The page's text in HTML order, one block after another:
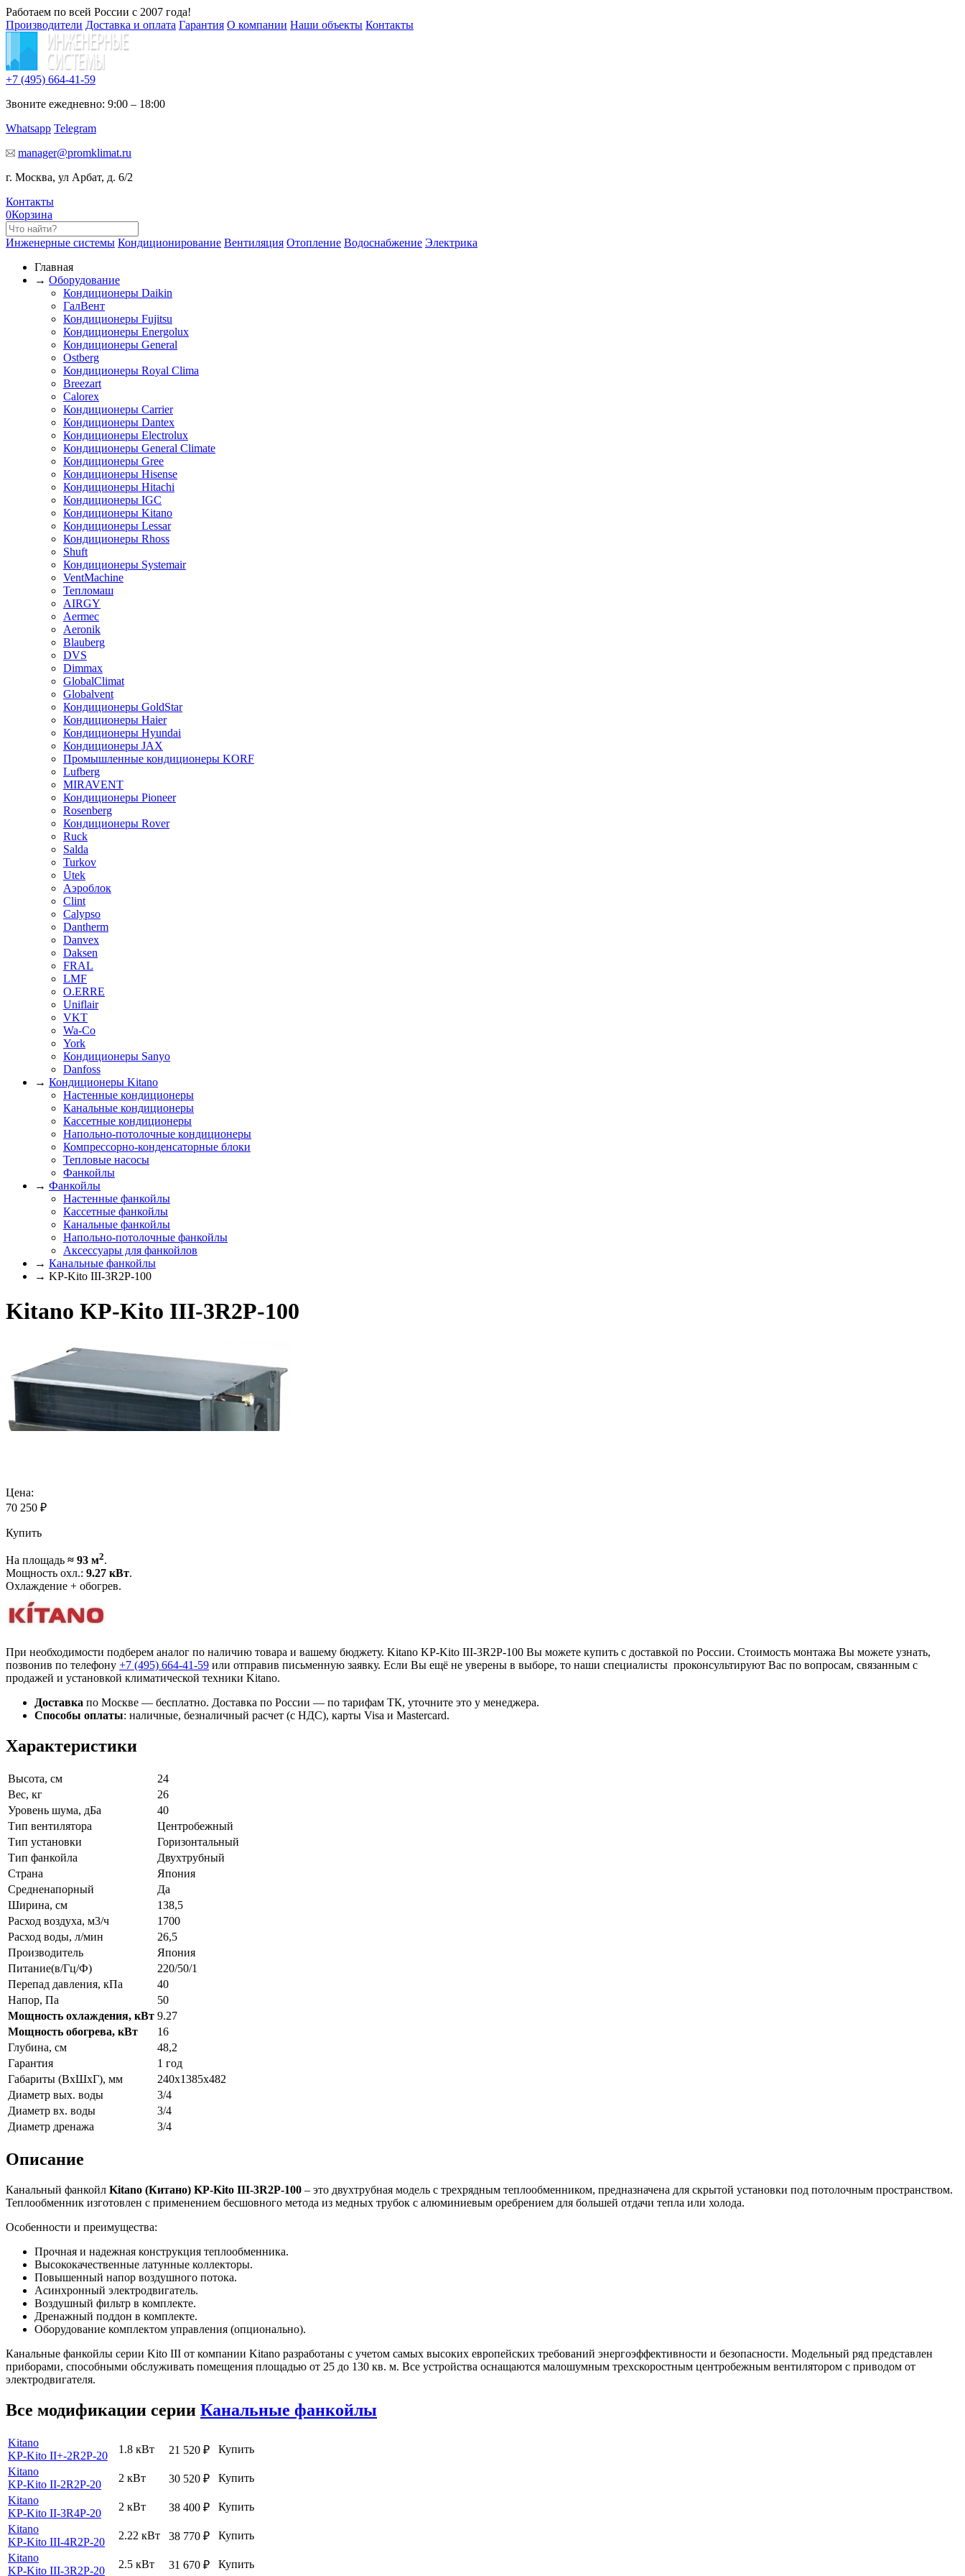
Работаем по всей России с 2007 года!
Производители Доставка и оплата Гарантия О компании Наши объекты Контакты
+7 (495) 664-41-59
Звоните ежедневно: 9:00 – 18:00
Whatsapp Telegram
manager@promklimat.ru
г. Москва, ул Арбат, д. 6/2
Контакты
0Корзина
Инженерные системы Кондиционирование Вентиляция Отопление Водоснабжение Электрика
Главная
→ Оборудование
Кондиционеры Daikin
ГалВент
Кондиционеры Fujitsu
Кондиционеры Energolux
Кондиционеры General
Ostberg
Кондиционеры Royal Clima
Breezart
Calorex
Кондиционеры Carrier
Кондиционеры Dantex
Кондиционеры Electrolux
Кондиционеры General Climate
Кондиционеры Gree
Кондиционеры Hisense
Кондиционеры Hitachi
Кондиционеры IGC
Кондиционеры Kitano
Кондиционеры Lessar
Кондиционеры Rhoss
Shuft
Кондиционеры Systemair
VentMachine
Тепломаш
AIRGY
Aermec
Aeronik
Blauberg
DVS
Dimmax
GlobalClimat
Globalvent
Кондиционеры GoldStar
Кондиционеры Haier
Кондиционеры Hyundai
Кондиционеры JAX
Промышленные кондиционеры KORF
Lufberg
MIRAVENT
Кондиционеры Pioneer
Rosenberg
Кондиционеры Rover
Ruck
Salda
Turkov
Utek
Аэроблок
Clint
Calypso
Dantherm
Danvex
Daksen
FRAL
LMF
O.ERRE
Uniflair
VKT
Wa-Co
York
Кондиционеры Sanyo
Danfoss
→ Кондиционеры Kitano
Настенные кондиционеры
Канальные кондиционеры
Кассетные кондиционеры
Напольно-потолочные кондиционеры
Компрессорно-конденсаторные блоки
Тепловые насосы
Фанкойлы
→ Фанкойлы
Настенные фанкойлы
Кассетные фанкойлы
Канальные фанкойлы
Напольно-потолочные фанкойлы
Аксессуары для фанкойлов
→ Канальные фанкойлы
→ KP-Kito III-3R2P-100
Kitano KP-Kito III-3R2P-100
Цена:
70 250 ₽
Купить
На площадь ≈ 93 м2.
Мощность охл.: 9.27 кВт.
Охлаждение + обогрев.
При необходимости подберем аналог по наличию товара и вашему бюджету. Kitano KP-Kito III-3R2P-100 Вы можете купить с доставкой по России. Стоимость монтажа Вы можете узнать,
позвонив по телефону +7 (495) 664-41-59 или отправив письменную заявку. Если Вы ещё не уверены в выборе, то наши специалисты проконсультируют Вас по вопросам, связанным с
продажей и установкой климатической техники Kitano.
Доставка по Москве — бесплатно. Доставка по России — по тарифам ТК, уточните это у менеджера.
Способы оплаты: наличные, безналичный расчет (с НДС), карты Visa и Mastercard.
Характеристики
Высота, см
24
Вес, кг
26
Уровень шума, дБа
40
Тип вентилятора
Центробежный
Тип установки
Горизонтальный
Тип фанкойла
Двухтрубный
Страна
Япония
Средненапорный
Да
Ширина, см
138,5
Расход воздуха, м3/ч
1700
Расход воды, л/мин
26,5
Производитель
Япония
Питание(в/Гц/Ф)
220/50/1
Перепад давления, кПа
40
Напор, Па
50
Мощность охлаждения, кВт 9.27
Мощность обогрева, кВт
16
Глубина, см
48,2
Гарантия
1 год
Габариты (ВxШxГ), мм
240x1385x482
Диаметр вых. воды
3/4
Диаметр вх. воды
3/4
Диаметр дренажа
3/4
Описание
Канальный фанкойл Kitano (Китано) KP-Kito III-3R2P-100 – это двухтрубная модель с трехрядным теплообменником, предназначена для скрытой установки под потолочным пространством.
Теплообменник изготовлен с применением бесшовного метода из медных трубок с алюминиевым оребрением для большей отдачи тепла или холода.
Особенности и преимущества:
Прочная и надежная конструкция теплообменника.
Высококачественные латунные коллекторы.
Повышенный напор воздушного потока.
Асинхронный электродвигатель.
Воздушный фильтр в комплекте.
Дренажный поддон в комплекте.
Оборудование комплектом управления (опционально).
Канальные фанкойлы серии Kito III от компании Kitano разработаны с учетом самых высоких европейских требований энергоэффективности и безопасности. Модельный ряд представлен
приборами, способными обслуживать помещения площадью от 25 до 130 кв. м. Все устройства оснащаются малошумным трехскоростным центробежным вентилятором с приводом от
электродвигателя.
Все модификации серии Канальные фанкойлы
Kitano
KP-Kito II+-2R2P-20
1.8 кВт 21 520 ₽
Купить
Kitano
KP-Kito II-2R2P-20
2 кВт 30 520 ₽
Купить
Kitano
KP-Kito II-3R4P-20
2 кВт 38 400 ₽
Купить
Kitano
KP-Kito III-4R2P-20
2.22 кВт 38 770 ₽
Купить
Kitano
KP-Kito III-3R2P-20
2.5 кВт 31 670 ₽ Купить